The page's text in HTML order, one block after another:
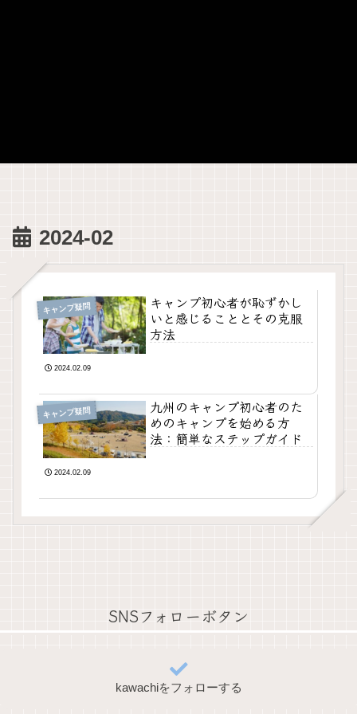
2024-02
キャンプ疑問
キャンプ初心者が恥ずかし
いと感じることとその克服
方法
2024.02.09
キャンプ疑問
九州のキャンプ初心者のた
めのキャンプを始める方
法：簡単なステップガイド
2024.02.09
SNSフォローボタン
kawachiをフォローする